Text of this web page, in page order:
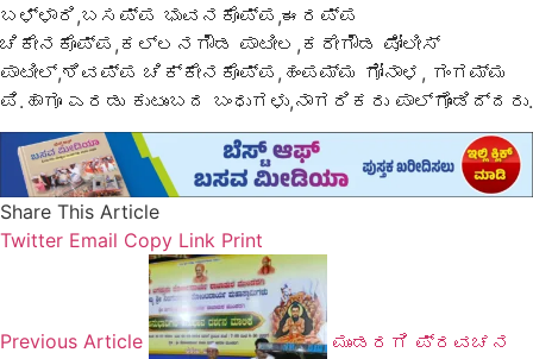
ಬಳ್ಳಾರಿ,ಬಸಪ್ಪ ಭುವನಕೊಪ್ಪ,ಈರಪ್ಪ
ಚಿಕೇನಕೊಪ್ಪ,ಕಲ್ಲನಗೌಡ ಪಾಟೀಲ,ಕರೇಗೌಡ ಪೋಲೀಸ್
ಪಾಟೀಲ್,ಶಿವಪ್ಪ ಚಿಕ್ಕೇನಕೊಪ್ಪ,ಹಂಪಮ್ಮ ಗೋನಾಳ, ಗಂಗಮ್ಮ
ಪಿ.ಹಾಗೂ ಎರಡು ಕುಟುಂಬದ ಬಂಧುಗಳು,ನಾಗರಿಕರು ಪಾಲ್ಗೊಂಡಿದ್ದರು.
Share This Article
Twitter Email Copy Link Print
Previous Article ಮುಂಡರಗಿ ಪ್ರವಚನ